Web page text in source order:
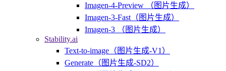
Imagen-4-Preview （图片生成）
Imagen-3-Fast（图片生成）
Imagen-3 （图片生成）
Stability.ai
Text-to-image（图片生成-V1）
Generate（图片生成-SD2）